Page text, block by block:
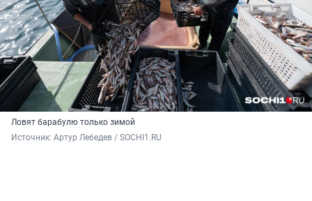
Ловят барабулю только зимой
Источник: Артур Лебедев / SOCHI1.RU